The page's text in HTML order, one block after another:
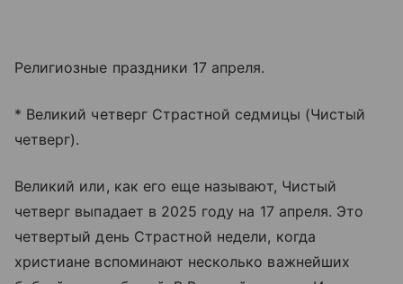
Религиозные праздники 17 апреля.
* Великий четверг Страстной седмицы (Чистый
четверг).
Великий или, как его еще называют, Чистый
четверг выпадает в 2025 году на 17 апреля. Это
четвертый день Страстной недели, когда
христиане вспоминают несколько важнейших